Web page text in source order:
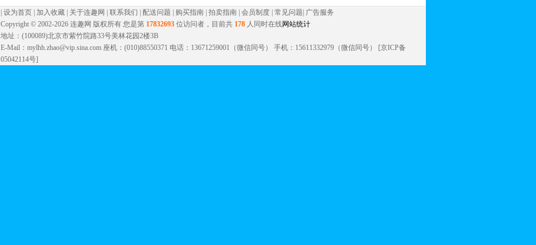
设为首页 加入收藏 关于连趣网 联系我们 配送问题 购买指南 拍卖指南 会员制度 常见问题 广告服务
Copyright © 2002-2026 连趣网 版权所有 您是第 17832693 位访问者，目前共 178 人同时在线网站统计
地址：(100089)北京市紫竹院路33号美林花园2楼3B
E-Mail：mylhh.zhao@vip.sina.com 座机：(010)88550371 电话：13671259001（微信同号） 手机：15611332979（微信同号） [京ICP备
05042114号]